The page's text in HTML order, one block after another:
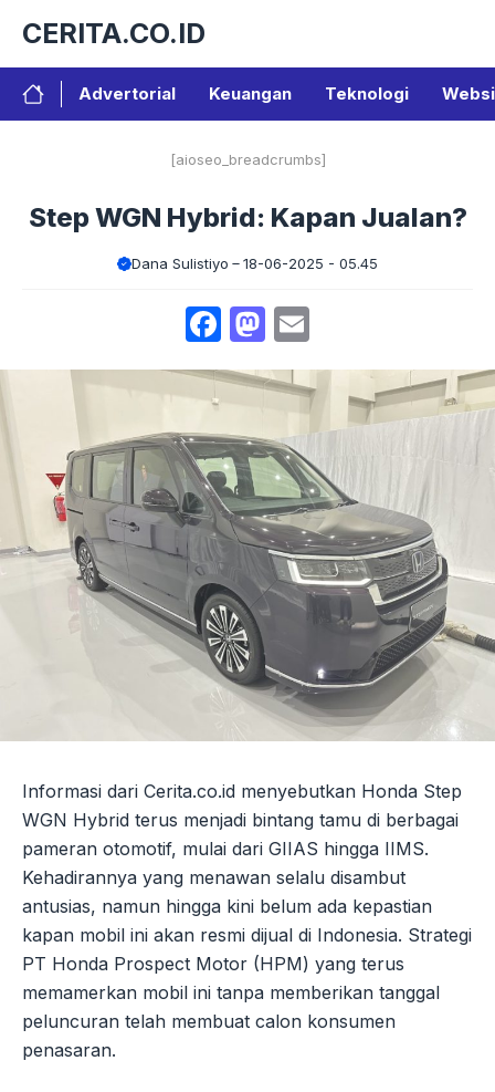
isi
CERITA.CO.ID
Advertorial Keuangan Teknologi
[aioseo_breadcrumbs]
Step WGN Hybrid: Kapan Jualan?
Dana Sulistiyo 18-06-2025 - 05.45
Facebook
Mastodon
Informasi dari Cerita.co.id menyebutkan Honda Step
WGN Hybrid terus menjadi bintang tamu di berbagai
pameran otomotif, mulai dari GIIAS hingga IIMS.
Kehadirannya yang menawan selalu disambut
antusias, namun hingga kini belum ada kepastian
kapan mobil ini akan resmi dijual di Indonesia. Strategi
PT Honda Prospect Motor (HPM) yang terus
memamerkan mobil ini tanpa memberikan tanggal
peluncuran telah membuat calon konsumen
penasaran.